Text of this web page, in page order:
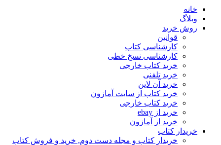
خانه
وبلاگ
روش خرید
قوانین
کارشناسی کتاب
کارشناسی نسخ خطی
خرید کتاب خارجی
خرید تلفنی
خرید آن لاین
خرید کتاب از سایت آمازون
خرید کتاب خارجی
خرید از ebay
خرید از آمازون
خریدار کتاب
خریدار کتاب و مجله دست دوم, خرید و فروش کتاب